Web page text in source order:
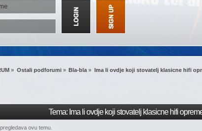
» Ostali podforumi» Bla-bla » Ima li ovdje koji stovatelj klasicne hifi
Tema: Ima li ovdje koji stovatelj klasicne hifi
ovu temu.